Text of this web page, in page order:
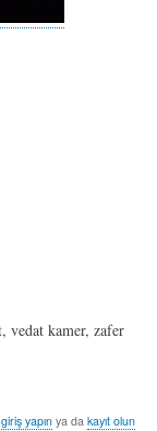
vedat kamer, zafer
giriş yapınya da kayıt olun